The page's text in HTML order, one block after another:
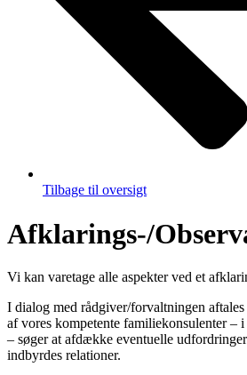
Tilbage til oversigt
Afklarings-/
Vi kan varetage alle aspekter ved et
I dialog med rådgiver/forvaltningen
af vores kompetente familiekonsulenter –
– søger at afdække eventuelle
indbyrdes relationer.